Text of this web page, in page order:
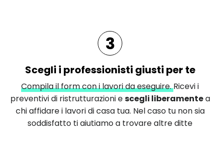
3
Scegli i professionisti giusti per te
Compila il form con i lavori da eseguire.Ricevi i
preventivi di ristrutturazioni escegli liberamentea
chi affidare i lavori di casa tua. Nel caso tu non sia
soddisfatto ti aiutiamo a trovare altre ditte